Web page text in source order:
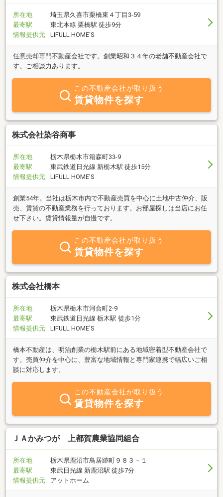
所在地
埼玉県久喜市栗橋東４丁目3-59
最寄駅
東北本線 栗橋駅 徒歩9分
情報提供元
LIFULL HOME'S
任意売却専門不動産会社です。創業昭和３４年の老舗不動産会社で
す。ご相談力あります。
この不動産会社が取り扱う
賃貸物件を探す
株式会社染谷商事
所在地
栃木県栃木市箱森町33-9
最寄駅
東武鉄道日光線 新栃木駅 徒歩15分
情報提供元
LIFULL HOME'S
創業54年。当社は栃木市内で不動産売買を中心に土地中古仲介、販
売、賃貸の不動産業務を行っております。お部屋探しは当店にお任
せ下さい。賃貸情報量が自慢です。
この不動産会社が取り扱う
賃貸物件を探す
株式会社橋本
所在地
栃木県栃木市河合町2-9
最寄駅
東武鉄道日光線 栃木駅 徒歩1分
情報提供元
LIFULL HOME'S
橋本不動産は、明治創業の栃木駅前にある地域密着型不動産会社で
す。売買仲介を中心に、豊富な地域情報と専門家連携で幅広いご相
談に対応します。
この不動産会社が取り扱う
賃貸物件を探す
ＪＡかみつが 上都賀農業協同組合
所在地
栃木県鹿沼市鳥居跡町９８３－１
最寄駅
東武日光線 新鹿沼駅 徒歩7分
情報提供元
アットホーム